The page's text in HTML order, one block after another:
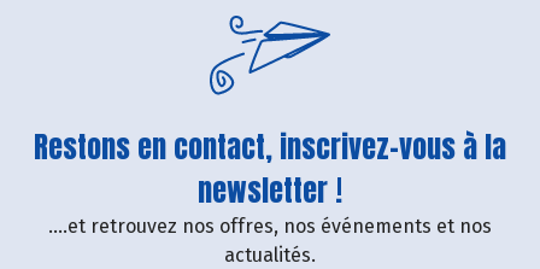
Restons en contact, inscrivez-vous à la
newsletter !
....et retrouvez nos offres, nos événements et nos
actualités.